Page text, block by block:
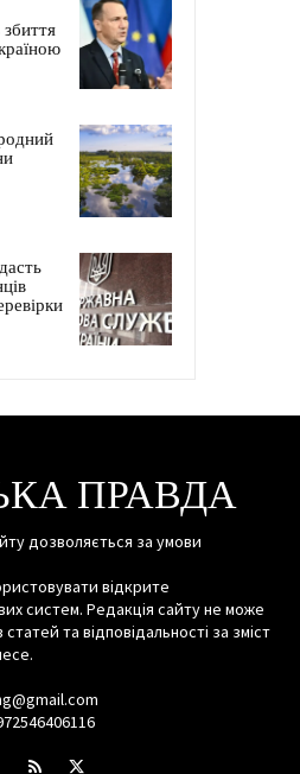
ПРАВДА
дозволяється за умови
відкрите
систем. Редакція сайту не може
та відповідальності за зміст